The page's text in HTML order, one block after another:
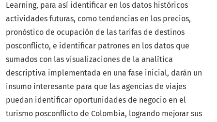
Learning, para así identificar en los datos históricos
actividades futuras, como tendencias en los precios,
pronóstico de ocupación de las tarifas de destinos
posconflicto, e identificar patrones en los datos que
sumados con las visualizaciones de la analítica
descriptiva implementada en una fase inicial, darán un
insumo interesante para que las agencias de viajes
puedan identificar oportunidades de negocio en el
turismo posconflicto de Colombia, logrando mejorar sus